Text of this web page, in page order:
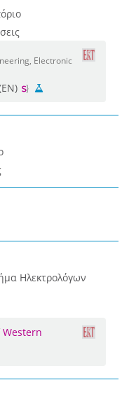
Electronic
Ηλεκτρολόγων